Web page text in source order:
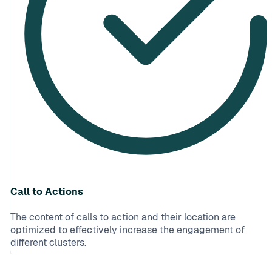
Call to Actions
The content of calls to action and their location are
optimized to effectively increase the engagement of
different clusters.